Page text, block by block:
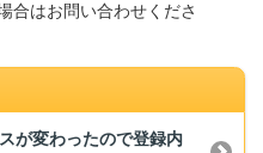
合はお問い合わせくださ
が変わったので登録内